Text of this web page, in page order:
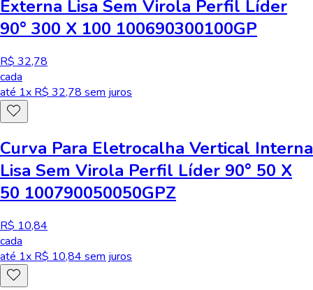
Externa Lisa Sem Virola Perfil Líder
90° 300 X 100 100690300100GP
R$ 32,78
cada
até 1x R$ 32,78 sem juros
Curva Para Eletrocalha Vertical Interna
Lisa Sem Virola Perfil Líder 90° 50 X
50 100790050050GPZ
R$ 10,84
cada
até 1x R$ 10,84 sem juros